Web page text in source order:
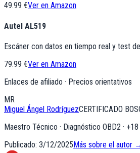
49.99 €Ver en Amazon
Autel AL519
Escáner con datos en tiempo real y test
79.99 €Ver en Amazon
Enlaces de afiliado · Precios orientativos
MR
Miguel Ángel RodríguezCERTIFICADO
Maestro Técnico · Diagnóstico OBD2 · +18
Publicado: 3/12/2025Más sobre el autor